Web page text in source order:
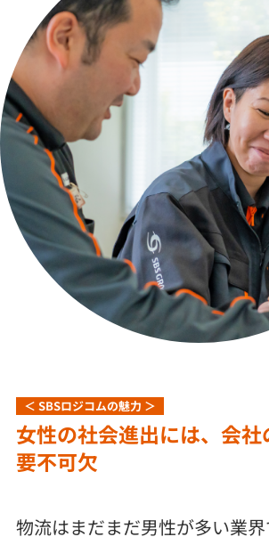
＜ SBSロジコムの魅力 ＞
女性の社会進出には、会
要不可欠
物流はまだまだ男性が多い業